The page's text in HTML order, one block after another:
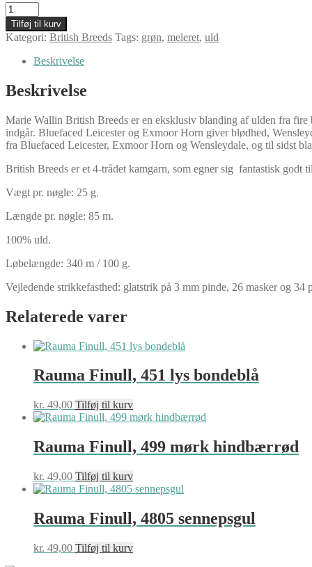
Marie
Wallin
British
Breeds,
lime
antal
Tilføj til kurv
Kategori: British Breeds Tags: grøn, meleret, uld
Beskrivelse
Beskrivelse
Marie Wallin British Breeds er en eksklusiv blanding af ulden fra
indgår. Bluefaced Leicester og Exmoor Horn giver blødhed,
fra Bluefaced Leicester, Exmoor Horn og Wensleydale, og til sidst
British Breeds er et 4-trådet kamgarn, som egner sig fantastisk godt
Vægt pr. nøgle: 25 g.
Længde pr. nøgle: 85 m.
100% uld.
Løbelængde: 340 m / 100 g.
Vejledende strikkefasthed: glatstrik på 3 mm pinde, 26 masker og
Relaterede varer
Rauma Finull, 451 lys bondeblå
kr. 49,00 Tilføj til kurv
Rauma Finull, 499 mørk hindbærrød
kr. 49,00 Tilføj til kurv
Rauma Finull, 4805 sennepsgul
kr. 49,00 Tilføj til kurv